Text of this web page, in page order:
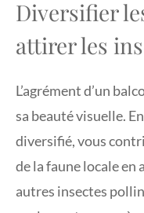
Diversifier
attirer les
L’agrément d’un
sa beauté visuelle.
diversifié, vous
de la faune locale
autres insectes